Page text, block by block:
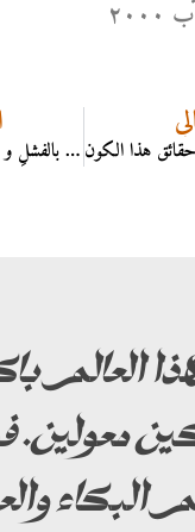
المرأة هي إله هذه الأرض الواسع السُّلطان. و هي تحملُ بيدها سيفاً قاطعاً لو حاولَ رجالُ الأرض قاطبةً انتزاعه منها لباؤوا بالفشلِ و الخذلان .
العالم
معولين.
البكاء